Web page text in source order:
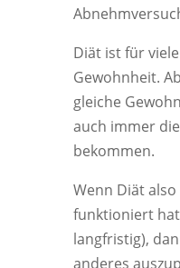
Diät ist für
Gewohnheit.
gleiche
auch immer
bekommen.
Wenn Diät
funktioniert
langfristig),
anderes